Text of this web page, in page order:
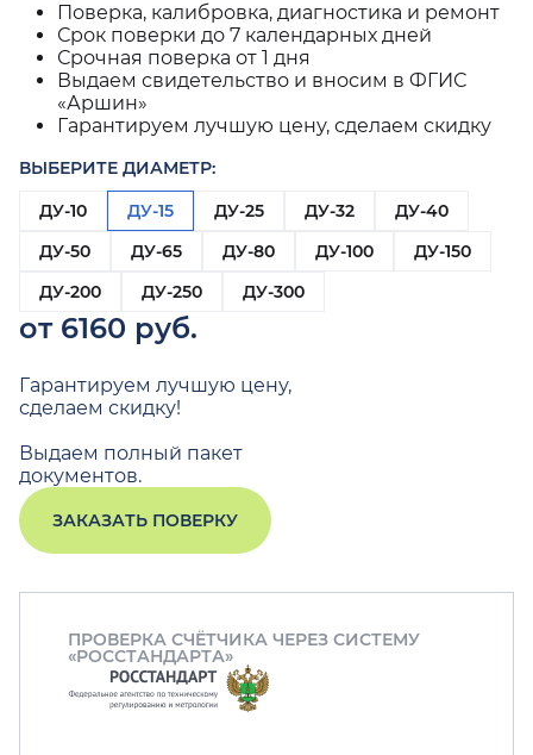
Поверка, калибровка, диагностика и ремонт
Срок поверки до 7 календарных дней
Срочная поверка от 1 дня
Выдаем свидетельство и вносим в ФГИС
«Аршин»
Гарантируем лучшую цену, сделаем скидку
ВЫБЕРИТЕ ДИАМЕТР:
ДУ-10
ДУ-15 ДУ-25 ДУ-32
ДУ-40
ДУ-50
ДУ-65 ДУ-80 ДУ-100
ДУ-150
ДУ-200
ДУ-250 ДУ-300
от 6160 руб.
Гарантируем лучшую цену,
сделаем скидку!
Выдаем полный пакет
документов.
ЗАКАЗАТЬ ПОВЕРКУ
ПРОВЕРКА СЧЁТЧИКА ЧЕРЕЗ СИСТЕМУ
«РОССТАНДАРТА»